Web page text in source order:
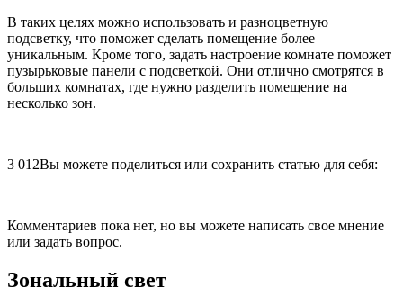
В таких целях можно использовать и разноцветную
подсветку, что поможет сделать помещение более
уникальным. Кроме того, задать настроение комнате поможет
пузырьковые панели с подсветкой. Они отлично смотрятся в
больших комнатах, где нужно разделить помещение на
несколько зон.
3 012Вы можете поделиться или сохранить статью для себя:
Комментариев пока нет, но вы можете написать свое мнение
или задать вопрос.
Зональный свет